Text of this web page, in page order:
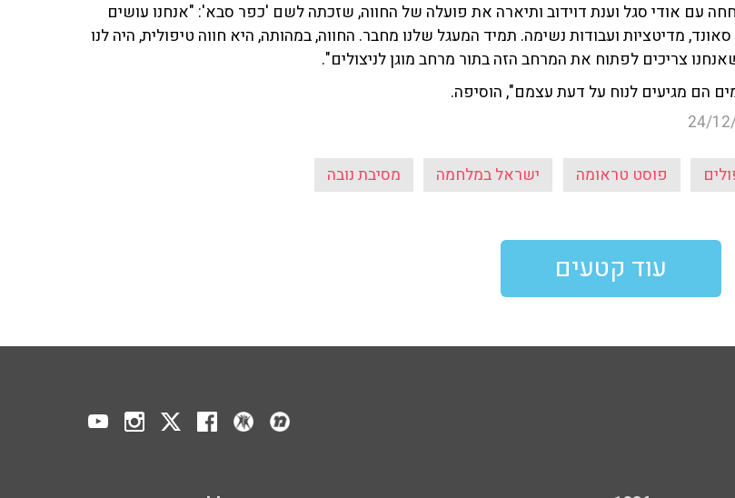
עם אודי סגל וענת דוידוב ותיארה את פועלה של החווה, שזכתה לשם 'כפר סבא': "אנחנו עושים
סאונד, מדיטציות ועבודות נשימה. תמיד המעגל שלנו מחבר. החווה, במהותה, היא חווה טיפולית, היה לנו
צריכים לפתוח את המרחב הזה בתור מרחב מוגן לניצולים".
הם מגיעים לנוח על דעת עצמם", הוסיפה.
24/
פוסט טראומה ישראל במלחמה מסיבת נובה
עוד קטעים